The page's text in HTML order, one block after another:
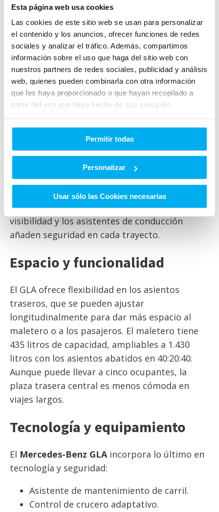
Esta página web usa cookies
Las cookies de este sitio web se usan para personalizar
el contenido y los anuncios, ofrecer funciones de redes
sociales y analizar el tráfico. Además, compartimos
información sobre el uso que haga del sitio web con
nuestros partners de redes sociales, publicidad y análisis
web, quienes pueden combinarla con otra información
que les haya proporcionado o que hayan recopilado a
partir del uso que haya hecho de sus servicios.
Permitir todas
Personalizar
Usar sólo las Cookies necesarias
transmisiones automáticas de 7 u 8 relaciones,
garantizando suavidad y eficiencia.
Comportamiento y confort de
marcha
El Mercedes-Benz GLA destaca por su
versatilidad. No está diseñado para off-road
extremo, pero las versiones con tracción total
aportan seguridad extra en terrenos
más complicados. La suspensión ha sido
optimizada para ofrecer una conducción suave
en ciudad y carretera, mientras que la
dirección precisa transmite confianza. La
posición de conducción elevada mejora la
visibilidad y los asistentes de conducción
añaden seguridad en cada trayecto.
Espacio y funcionalidad
El GLA ofrece flexibilidad en los asientos
traseros, que se pueden ajustar
longitudinalmente para dar más espacio al
maletero o a los pasajeros. El maletero tiene
435 litros de capacidad, ampliables a 1.430
litros con los asientos abatidos en 40:20:40.
Aunque puede llevar a cinco ocupantes, la
plaza trasera central es menos cómoda en
viajes largos.
Tecnología y equipamiento
El Mercedes-Benz GLAincorpora lo último en
tecnología y seguridad:
Asistente de mantenimiento de carril.
Control de crucero adaptativo.